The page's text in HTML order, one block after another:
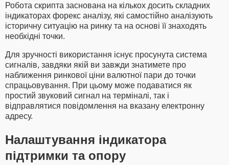
Робота скрипта заснована на кількох досить складних
індикаторах форекс аналізу, які самостійно аналізують
історичну ситуацію на ринку та на основі її знаходять
необхідні точки.
Для зручності використання існує просунута система
сигналів, завдяки якій ви завжди знатимете про
наближення ринкової ціни валютної пари до точки
спрацьовування. При цьому може подаватися як
простий звуковий сигнал на терміналі, так і
відправлятися повідомлення на вказану електронну
адресу.
Налаштування індикатора
підтримки та опору